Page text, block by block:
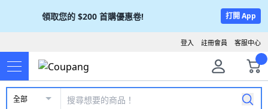
領取您的 $200 首購優惠卷! 打開 App
客服中心
註冊會員
登入
全部